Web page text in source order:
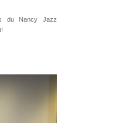
du Nancy Jazz